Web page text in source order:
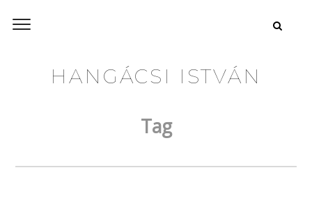
HANGÁCSI ISTVÁN
Tag